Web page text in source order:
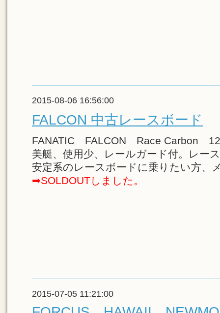
2015-08-06 16:56:00
FALCON 中古レースボード
FANATIC FALCON Race Carbon
美艇、使用少、レールガード付。レー
安定系のレースボードに乗りたい方、
➡SOLDOUTしました。
2015-07-05 11:21:00